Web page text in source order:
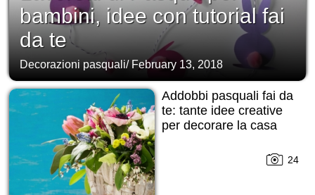
bambini, idee con tutorial fai
da te
Decorazioni pasquali/ February 13, 2018
Addobbi pasquali fai da
te: tante idee creative
per decorare la casa
24